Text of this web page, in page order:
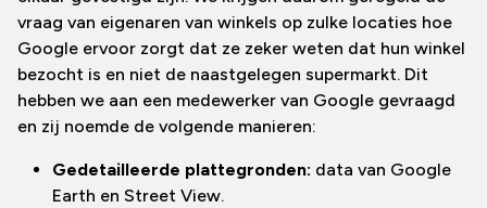
vraag van eigenaren van winkels op zulke locaties hoe
Google ervoor zorgt dat ze zeker weten dat hun winkel
bezocht is en niet de naastgelegen supermarkt. Dit
hebben we aan een medewerker van Google gevraagd
en zij noemde de volgende manieren:
Gedetailleerde plattegronden: data van Google
Earth en Street View.